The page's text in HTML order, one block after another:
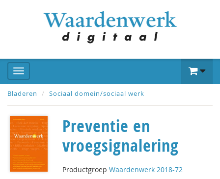
Bladeren Sociaal domein/sociaal werk
Preventie en
vroegsignalering
Productgroep Waardenwerk 2018-72